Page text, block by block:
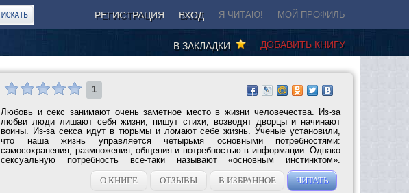
РЕГИСТРАЦИЯ ВХОД Я ЧИТАЮ! МОЙ ПРОФИЛЬ
ДОБАВИТЬ КНИГУ
В ЗАКЛАДКИ
1
Любовь и секс занимают очень заметное место в жизни человечества. Из-за
любви люди лишают себя жизни, пишут стихи, возводят дворцы и начинают
воины. Из-за секса идут в тюрьмы и ломают себе жизнь. Ученые установили,
что наша жизнь управляется четырьмя основными потребностями:
самосохранения, размножения, общения и потребностью в информации. Однако
сексуальную потребность все-таки называют «основным инстинктом».
О КНИГЕ
ОТЗЫВЫ В ИЗБРАННОЕ ЧИТАТЬ